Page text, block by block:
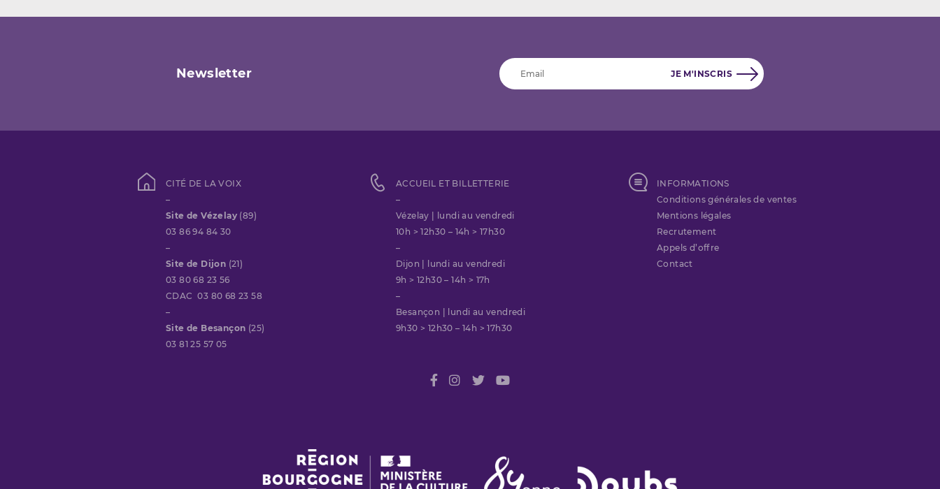
Newsletter
CITÉ DE LA VOIX
–
Site de Vézelay (89)
03 86 94 84 30
–
Site de Dijon (21)
03 80 68 23 56
CDAC 03 80 68 23 58
–
Site de Besançon (25)
03 81 25 57 05
ACCUEIL ET BILLETTERIE
–
Vézelay | lundi au vendredi
10h > 12h30 – 14h > 17h30
–
Dijon | lundi au vendredi
9h > 12h30 – 14h > 17h
–
Besançon | lundi au vendredi
9h30 > 12h30 – 14h > 17h30
INFORMATIONS
Conditions générales de ventes
Mentions légales
Recrutement
Appels d’offre
Contact